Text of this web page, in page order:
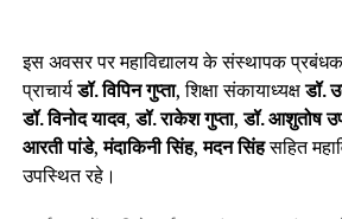
इस अवसर पर महाविद्यालय के संस्थापक
प्राचार्यडॉ. विपिन गुप्ता, शिक्षा संकायाध्यक्षडॉ.
डॉ. विनोद यादव,डॉ. राकेश गुप्ता,डॉ. आशुतोष
आरती पांडे,मंदाकिनी सिंह,मदन सिंहसहित
उपस्थित रहे।